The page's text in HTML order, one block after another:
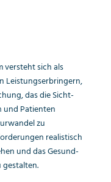
ver­steht sich als
Leistungserbringern,
das die Sicht­
und Patienten
zu
realistisch
und das Ge­sund­
gestalten.